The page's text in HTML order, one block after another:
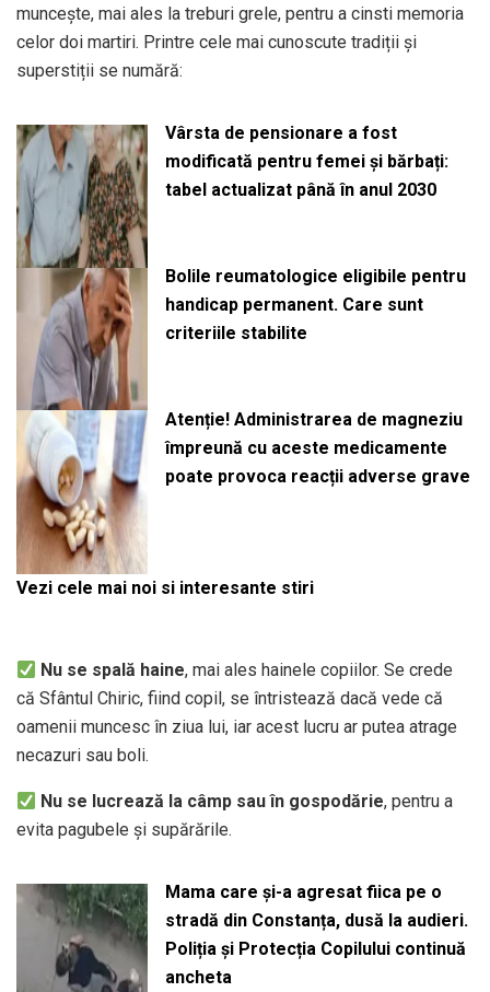
muncește, mai ales la treburi grele, pentru a cinsti memoria
celor doi martiri. Printre cele mai cunoscute tradiții și
superstiții se numără:
Vârsta de pensionare a fost
modificată pentru femei și bărbați:
tabel actualizat până în anul 2030
Bolile reumatologice eligibile pentru
handicap permanent. Care sunt
criteriile stabilite
Atenție! Administrarea de magneziu
împreună cu aceste medicamente
poate provoca reacții adverse grave
Vezi cele mai noi si interesante stiri
Nu se spală haine, mai ales hainele copiilor. Se crede
că Sfântul Chiric, fiind copil, se întristează dacă vede că
oamenii muncesc în ziua lui, iar acest lucru ar putea atrage
necazuri sau boli.
Nu se lucrează la câmp sau în gospodărie, pentru a
evita pagubele și supărările.
Mama care și-a agresat fiica pe o
stradă din Constanța, dusă la audieri.
Poliția și Protecția Copilului continuă
ancheta